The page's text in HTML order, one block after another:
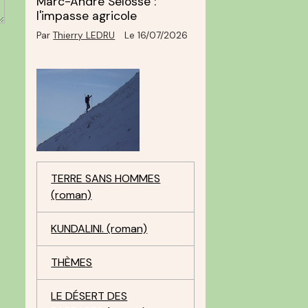
l'impasse agricole
ParThierry LEDRU Le 16/07/2026
TERRE SANS HOMMES
(roman)
KUNDALINI. (roman)
THÈMES
LE DÉSERT DES